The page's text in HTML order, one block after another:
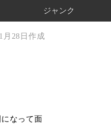
ジャンク
月28日作成
なって面